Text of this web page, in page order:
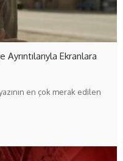
Ayrıntılarıyla Ekranlara
en çok merak edilen